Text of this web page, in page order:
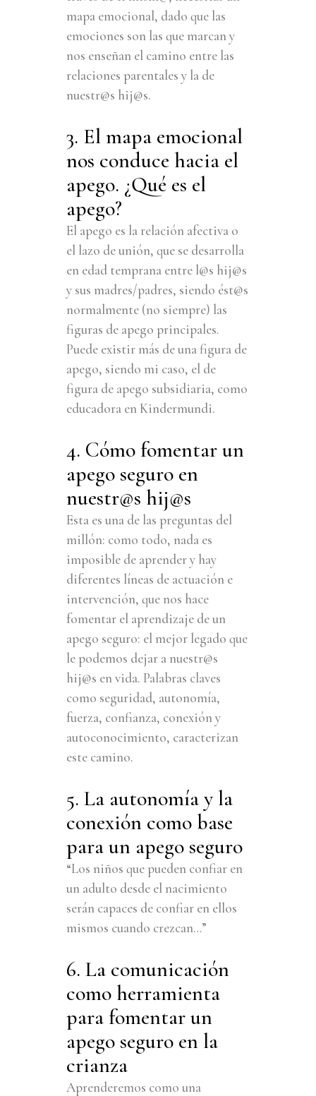
mapa emocional, dado que las
emociones son las que marcan y
nos enseñan el camino entre las
relaciones parentales y la de
nuestr@s hij@s.
3. El mapa emocional
nos conduce hacia el
apego. ¿Qué es el
apego?
El apego es la relación afectiva o
el lazo de unión, que se desarrolla
en edad temprana entre l@s hij@s
y sus madres/padres, siendo ést@s
normalmente (no siempre) las
figuras de apego principales.
Puede existir más de una figura de
apego, siendo mi caso, el de
figura de apego subsidiaria, como
educadora en Kindermundi.
4. Cómo fomentar un
apego seguro en
nuestr@s hij@s
Esta es una de las preguntas del
millón: como todo, nada es
imposible de aprender y hay
diferentes líneas de actuación e
intervención, que nos hace
fomentar el aprendizaje de un
apego seguro: el mejor legado que
le podemos dejar a nuestr@s
hij@s en vida. Palabras claves
como seguridad, autonomía,
fuerza, confianza, conexión y
autoconocimiento, caracterizan
este camino.
5. La autonomía y la
conexión como base
para un apego seguro
“Los niños que pueden confiar en
un adulto desde el nacimiento
serán capaces de confiar en ellos
mismos cuando crezcan…”
6. La comunicación
como herramienta
para fomentar un
apego seguro en la
crianza
Aprenderemos como una